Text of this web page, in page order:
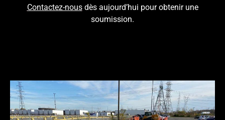
Contactez-nousdès aujourd’hui pour obtenir une
soumission.